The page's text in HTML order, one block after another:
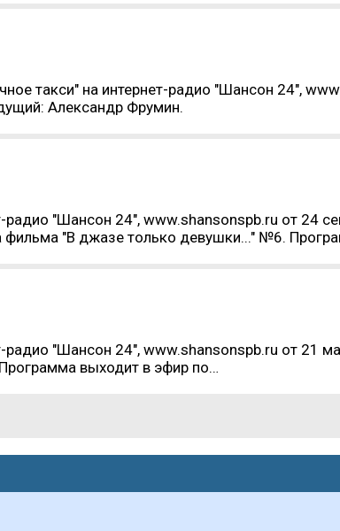
такси" на интернет-радио "Шансон 24",
Александр Фрумин.
"Шансон 24", www.shansonspb.ru от 24
фильма "В джазе только девушки..." №6.
"Шансон 24", www.shansonspb.ru от 21
выходит в эфир по…